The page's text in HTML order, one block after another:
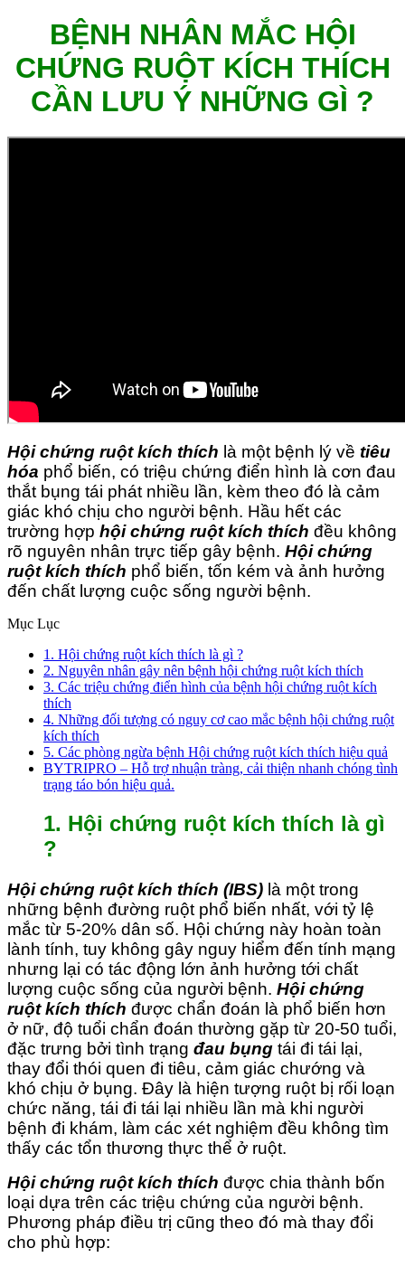
BỆNH NHÂN MẮC HỘI
CHỨNG RUỘT KÍCH THÍCH
CẦN LƯU Ý NHỮNG GÌ ?
Hội chứng ruột kích thích là một bệnh lý về tiêu
hóa phổ biến, có triệu chứng điển hình là cơn đau
thắt bụng tái phát nhiều lần, kèm theo đó là cảm
giác khó chịu cho người bệnh. Hầu hết các
trường hợp hội chứng ruột kích thích đều không
rõ nguyên nhân trực tiếp gây bệnh. Hội chứng
ruột kích thích phổ biến, tốn kém và ảnh hưởng
đến chất lượng cuộc sống người bệnh.
Mục Lục
1. Hội chứng ruột kích thích là gì ?
2. Nguyên nhân gây nên bệnh hội chứng ruột kích thích
3. Các triệu chứng điển hình của bệnh hội chứng ruột kích
thích
4. Những đối tượng có nguy cơ cao mắc bệnh hội chứng ruột
kích thích
5. Các phòng ngừa bệnh Hội chứng ruột kích thích hiệu quả
BYTRIPRO – Hỗ trợ nhuận tràng, cải thiện nhanh chóng tình
trạng táo bón hiệu quả.
1. Hội chứng ruột kích thích là gì
?
Hội chứng ruột kích thích (IBS) là một trong
những bệnh đường ruột phổ biến nhất, với tỷ lệ
mắc từ 5-20% dân số. Hội chứng này hoàn toàn
lành tính, tuy không gây nguy hiểm đến tính mạng
nhưng lại có tác động lớn ảnh hưởng tới chất
lượng cuộc sống của người bệnh. Hội chứng
ruột kích thích được chẩn đoán là phổ biến hơn
ở nữ, độ tuổi chẩn đoán thường gặp từ 20-50 tuổi,
đặc trưng bởi tình trạng đau bụng tái đi tái lại,
thay đổi thói quen đi tiêu, cảm giác chướng và
khó chịu ở bụng. Đây là hiện tượng ruột bị rối loạn
chức năng, tái đi tái lại nhiều lần mà khi người
bệnh đi khám, làm các xét nghiệm đều không tìm
thấy các tổn thương thực thể ở ruột.
Hội chứng ruột kích thích được chia thành bốn
loại dựa trên các triệu chứng của người bệnh.
Phương pháp điều trị cũng theo đó mà thay đổi
cho phù hợp: